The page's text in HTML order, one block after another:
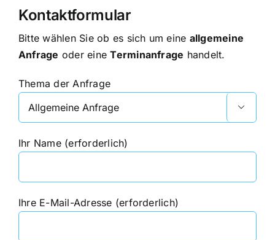
Kontaktformular
Bitte wählen Sie ob es sich um eine allgemeine
Anfrage oder eineTerminanfrage handelt.
Thema der Anfrage

Ihr Name (erforderlich)
Ihre E-Mail-Adresse (erforderlich)